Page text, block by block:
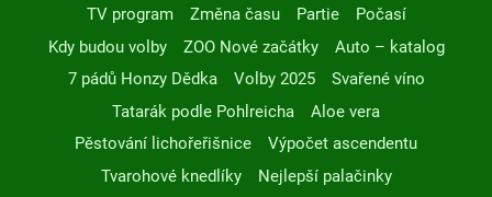
TV program
Změna času Partie
Počasí
Kdy budou volby
ZOO Nové začátky
Auto – katalog
7 pádů Honzy Dědka
Volby 2025
Svařené víno
Tatarák podle Pohlreicha
Aloe vera
Pěstování lichořeřišnice
Výpočet ascendentu
Tvarohové knedlíky
Nejlepší palačinky